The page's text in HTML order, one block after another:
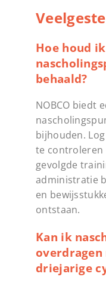
Hoe houd
behaald?
NOBCO biedt
bijhouden.
te controleren
gevolgde
administratie
en
ontstaan.
Kan ik
overdragen
driejarige